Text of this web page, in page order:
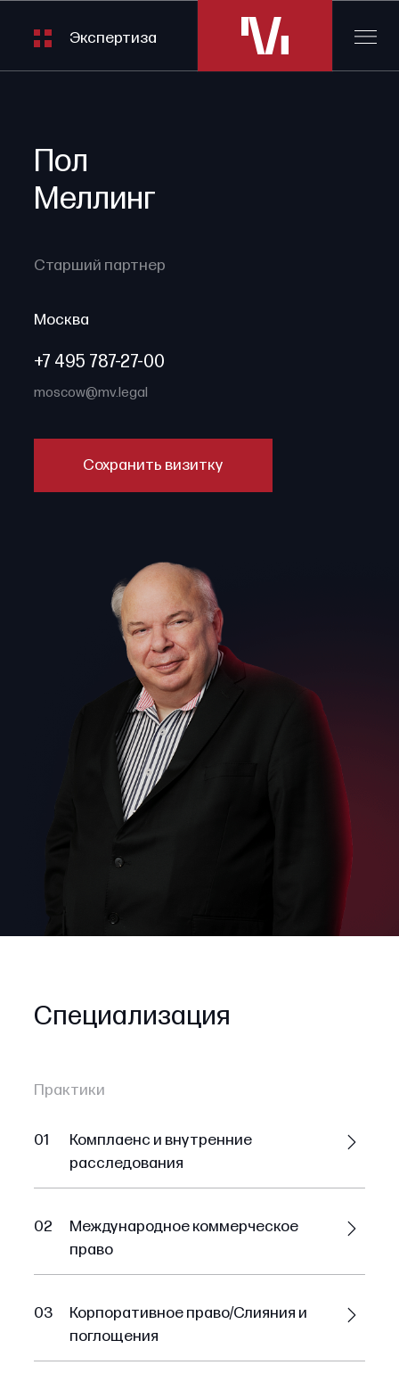
Экспертиза
Пол
Меллинг
Старший партнер
Москва
+7 495 787-27-00
moscow@mv.legal
Сохранить визитку
Специализация
Практики
01
Комплаенс и внутренние
расследования
02
Международное коммерческое
право
03
Корпоративное право/Слияния и
поглощения